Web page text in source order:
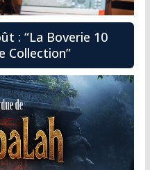
: “La Boverie 10
Collection”